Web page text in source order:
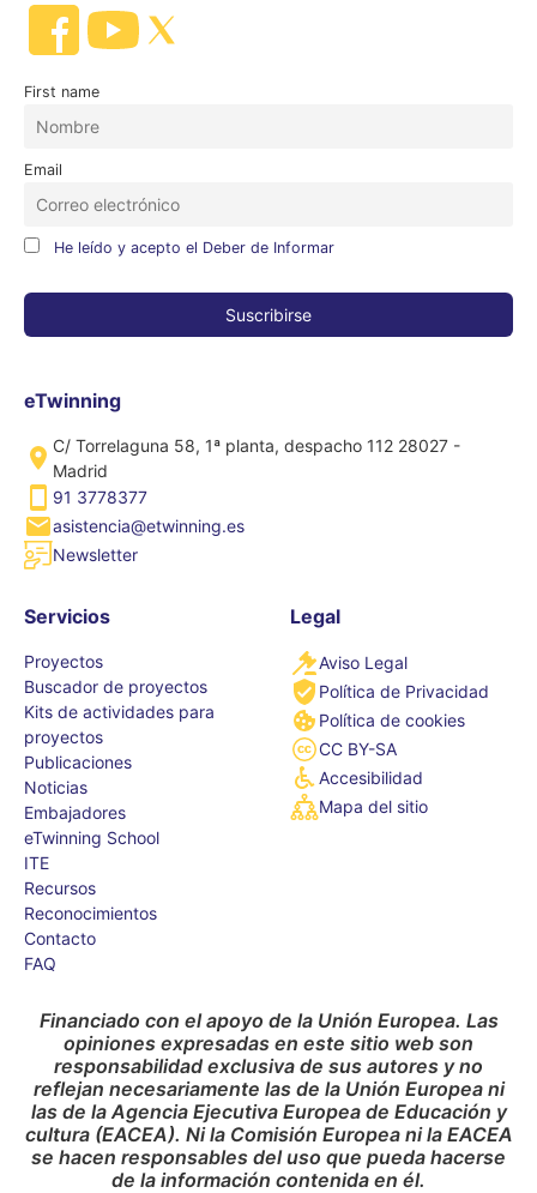
First name
Email
He leído y acepto el Deber de Informar
eTwinning
C/ Torrelaguna 58, 1ª planta, despacho 112 28027 -
Madrid
91 3778377
asistencia@etwinning.es
Newsletter
Servicios
Proyectos
Buscador de proyectos
Kits de actividades para
proyectos
Publicaciones
Noticias
Embajadores
eTwinning School
ITE
Recursos
Reconocimientos
Contacto
FAQ
Legal
Aviso Legal
Política de Privacidad
Política de cookies
CC BY-SA
Accesibilidad
Mapa del sitio
Financiado con el apoyo de la Unión Europea. Las
opiniones expresadas en este sitio web son
responsabilidad exclusiva de sus autores y no
reflejan necesariamente las de la Unión Europea ni
las de la Agencia Ejecutiva Europea de Educación y
cultura (EACEA). Ni la Comisión Europea ni la EACEA
se hacen responsables del uso que pueda hacerse
de la información contenida en él.